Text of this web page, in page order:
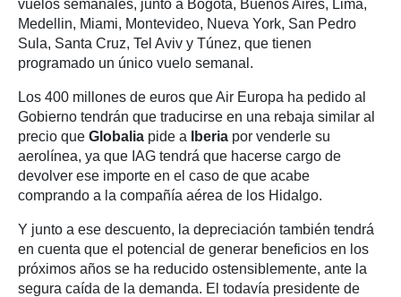
vuelos semanales, junto a Bogotá, Buenos Aires, Lima,
Medellin, Miami, Montevideo, Nueva York, San Pedro
Sula, Santa Cruz, Tel Aviv y Túnez, que tienen
programado un único vuelo semanal.
Los 400 millones de euros que Air Europa ha pedido al
Gobierno tendrán que traducirse en una rebaja similar al
precio que Globalia pide a Iberia por venderle su
aerolínea, ya que IAG tendrá que hacerse cargo de
devolver ese importe en el caso de que acabe
comprando a la compañía aérea de los Hidalgo.
Y junto a ese descuento, la depreciación también tendrá
en cuenta que el potencial de generar beneficios en los
próximos años se ha reducido ostensiblemente, ante la
segura caída de la demanda. El todavía presidente de